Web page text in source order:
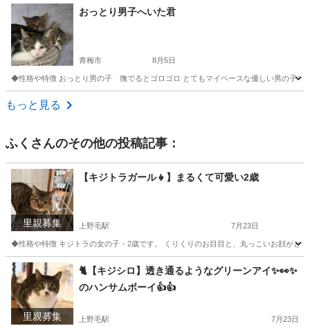
東京 青梅市 河辺駅 猫 メス
おっとり男子へいた君
青梅市 8月5日
◆性格や特徴 おっとり男の子 撫でるとゴロゴロ とてもマイペースな優しい男の子
東京 青梅市
もっと見る
ふく さんのその他の投稿記事：
里親募集
【キジトラガール👧】まるくて可愛い2歳
上野毛駅 7月23日
◆性格や特徴 キジトラの女の子・2歳です。 くりくりのお目目と、丸っこいお顔がと
東京 世田谷区 上野毛駅 猫 キジトラ
里親募集
🐈【キジシロ】透き通るようなグリーンアイ✨👀✨
のハンサムボーイ👍👍
上野毛駅 7月23日